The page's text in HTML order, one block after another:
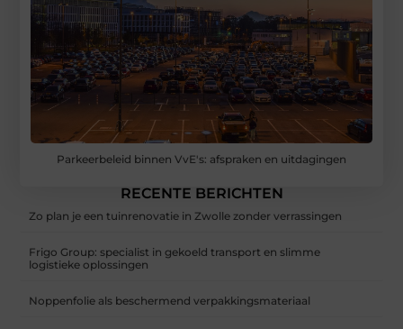
Parkeerbeleid binnen VvE's: afspraken en uitdagingen
RECENTE BERICHTEN
Zo plan je een tuinrenovatie in Zwolle zonder verrassingen
Frigo Group: specialist in gekoeld transport en slimme
logistieke oplossingen
Noppenfolie als beschermend verpakkingsmateriaal